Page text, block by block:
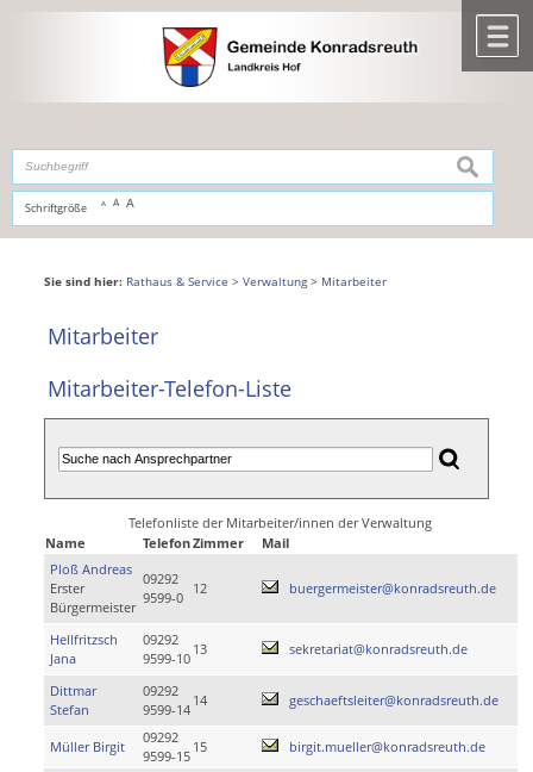
,zur Navigationoderzur Startseitespringen.
Schriftgröße A A A
suchen
Sie sind hier: Rathaus & Service > Verwaltung> Mitarbeiter
Mitarbeiter
Mitarbeiter-Telefon-Liste
Telefonliste der Mitarbeiter/innen der Verwaltung
Name
TelefonZimmer
Mail
Ploß Andreas
Erster
Bürgermeister
09292
9599-0
12 buergermeister@konradsreuth.de
Hellfritzsch
Jana
09292
9599-10
13 sekretariat@konradsreuth.de
Dittmar
Stefan
09292
9599-14
14 geschaeftsleiter@konradsreuth.de
Müller Birgit
09292
9599-15
15 birgit.mueller@konradsreuth.de